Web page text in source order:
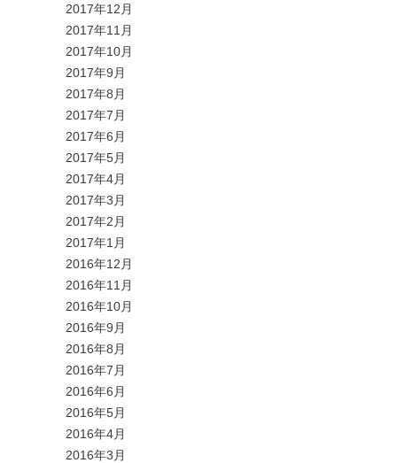
2017年12月
2017年11月
2017年10月
2017年9月
2017年8月
2017年7月
2017年6月
2017年5月
2017年4月
2017年3月
2017年2月
2017年1月
2016年12月
2016年11月
2016年10月
2016年9月
2016年8月
2016年7月
2016年6月
2016年5月
2016年4月
2016年3月